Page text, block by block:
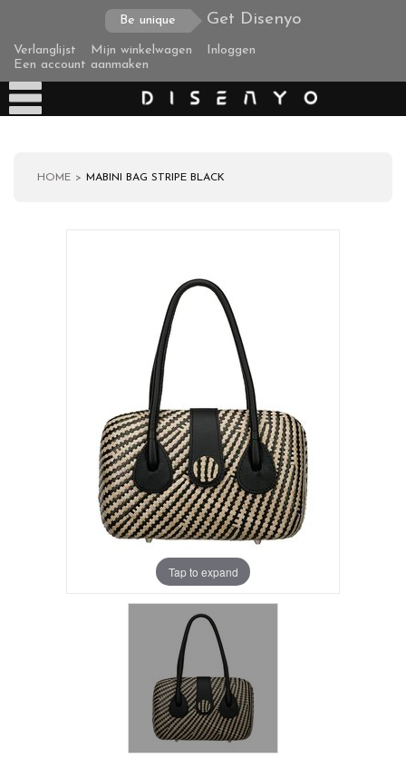
Be unique Get Disenyo
Verlanglijst Mijn winkelwagen
Inloggen
Een account aanmaken
HOME MABINI BAG STRIPE BLACK
Tap to expand